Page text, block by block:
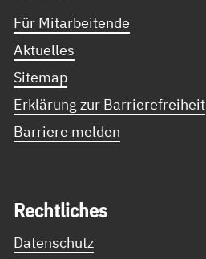
Für Mitarbeitende
Aktuelles
Sitemap
Erklärung zur Barrierefreiheit
Barriere melden
Recht­li­ches
Datenschutz